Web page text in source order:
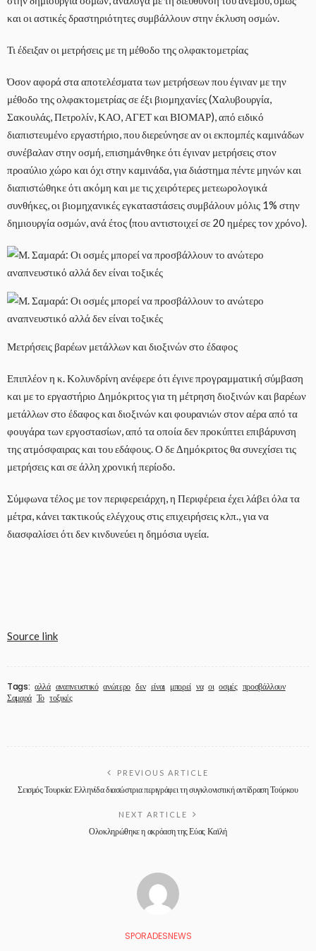
και οι αστικές δραστηριότητες συμβάλλουν στην έκλυση οσμών.
Τι έδειξαν οι μετρήσεις με τη μέθοδο της ολφακτομετρίας
Όσον αφορά στα αποτελέσματα των μετρήσεων που έγιναν με την
μέθοδο της ολφακτομετρίας σε έξι βιομηχανίες (Χαλυβουργία,
Σακουλάς, Πετρολίν, ΚΑΟ, ΑΓΕΤ και ΒΙΟΜΑΡ), από ειδικό
διαπιστευμένο εργαστήριο, που διερεύνησε αν οι εκπομπές καμινάδων
συνέβαλαν στην οσμή, επισημάνθηκε ότι έγιναν μετρήσεις στον
προαύλιο χώρο και όχι στην καμινάδα, για διάστημα πέντε μηνών και
διαπιστώθηκε ότι ακόμη και με τις χειρότερες μετεωρολογικά
συνθήκες, οι βιομηχανικές εγκαταστάσεις συμβάλουν μόλις 1% στην
δημιουργία οσμών, ανά έτος (που αντιστοιχεί σε 20 ημέρες τον χρόνο).
Μετρήσεις βαρέων μετάλλων και διοξινών στο έδαφος
Επιπλέον η κ. Κολυνδρίνη ανέφερε ότι έγινε προγραμματική σύμβαση
και με το εργαστήριο Δημόκριτος για τη μέτρηση διοξινών και βαρέων
μετάλλων στο έδαφος και διοξινών και φουρανιών στον αέρα από τα
φουγάρα των εργοστασίων, από τα οποία δεν προκύπτει επιβάρυνση
της ατμόσφαιρας και του εδάφους. Ο δε Δημόκριτος θα συνεχίσει τις
μετρήσεις και σε άλλη χρονική περίοδο.
Σύμφωνα τέλος με τον περιφερειάρχη, η Περιφέρεια έχει λάβει όλα τα
μέτρα, κάνει τακτικούς ελέγχους στις επιχειρήσεις κλπ., για να
διασφαλίσει ότι δεν κινδυνεύει η δημόσια υγεία.
Source link
Tags: αλλά αναπνευστικό ανώτερο δεν είναι μπορεί να οι οσμές προσβάλλουν
Σαμαρά Το τοξικές
PREVIOUS ARTICLE
Σεισμός Τουρκία: Ελληνίδα διασώστρια περιγράφει τη συγκλονιστική αντίδραση Τούρκου
NEXT ARTICLE
Ολοκληρώθηκε η ακρόαση της Εύας Καϊλή
SPORADESNEWS